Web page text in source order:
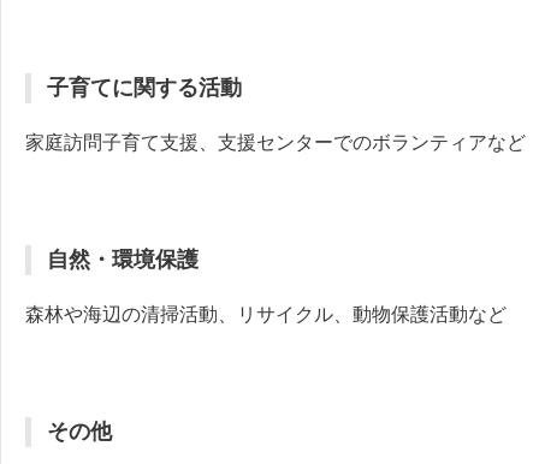
子育てに関する活動
家庭訪問子育て支援、支援センターでのボランティアなど
自然・環境保護
森林や海辺の清掃活動、リサイクル、動物保護活動など
その他